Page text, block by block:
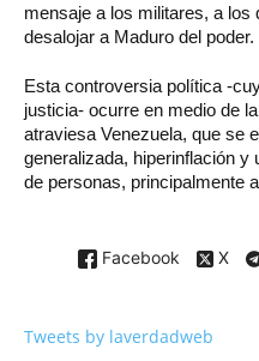
mensaje a los militares, a los
desalojar a Maduro del poder.
Esta controversia política -
justicia- ocurre en medio de
atraviesa Venezuela, que se
generalizada, hiperinflación y
de personas, principalmente
Facebook X
Tweets by laverdadweb